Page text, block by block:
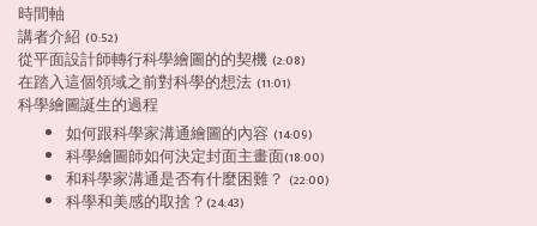
時間軸
講者介紹 (0:52)
從平面設計師轉行科學繪圖的的契機 (2:08)
在踏入這個領域之前對科學的想法 (11:01)
科學繪圖誕生的過程
如何跟科學家溝通繪圖的內容 (14:09)
科學繪圖師如何決定封面主畫面(18:00)
和科學家溝通是否有什麼困難？ (22:00)
科學和美感的取捨？(24:43)